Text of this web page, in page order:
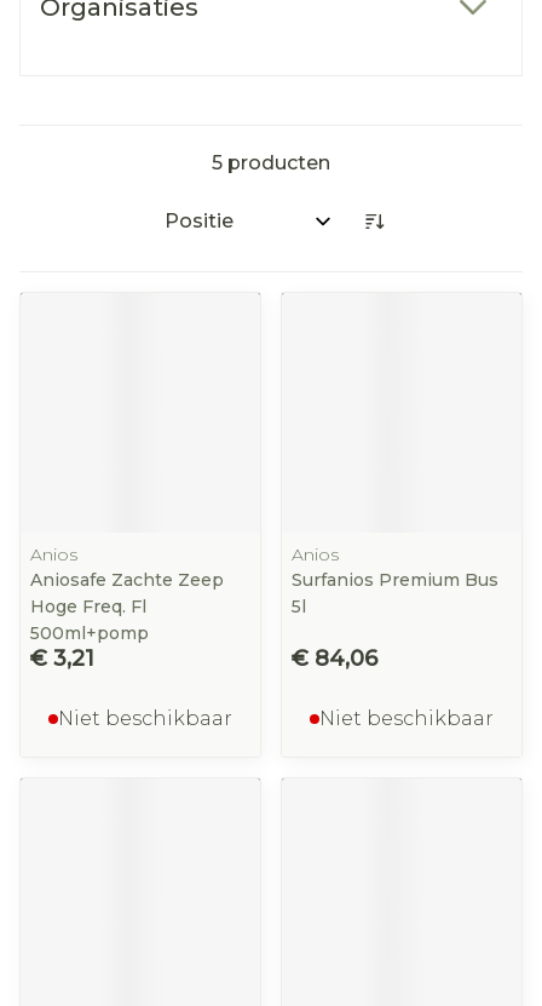
Organisaties
5 producten
Sorteer op:
Anios
Aniosafe Zachte Zeep
Hoge Freq. Fl
500ml+pomp
€ 3,21
Niet beschikbaar
Anios
Surfanios Premium Bus
5l
€ 84,06
Niet beschikbaar